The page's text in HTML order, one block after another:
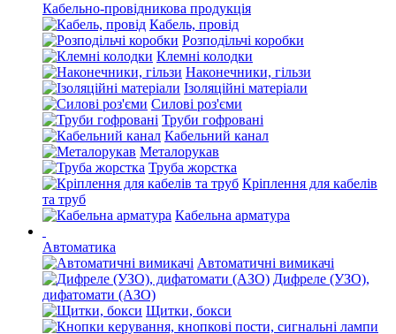
Кабельно-провідникова продукція
Кабель, провід
Розподільчі коробки
Клемні колодки
Наконечники, гільзи
Ізоляційні матеріали
Силові роз'єми
Труби гофровані
Кабельний канал
Металорукав
Труба жорстка
Кріплення для кабелів
та труб
Кабельна арматура
Автоматика
Автоматичні вимикачі
Дифреле (УЗО),
дифатомати (АЗО)
Щитки, бокси